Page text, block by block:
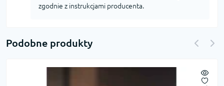
zgodnie z instrukcjami producenta.
Podobne produkty